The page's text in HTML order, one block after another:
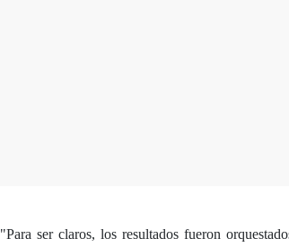
"Para ser claros, los resultados fueron